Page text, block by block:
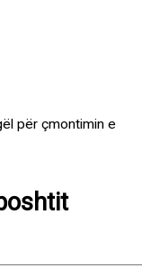
për çmontimin e